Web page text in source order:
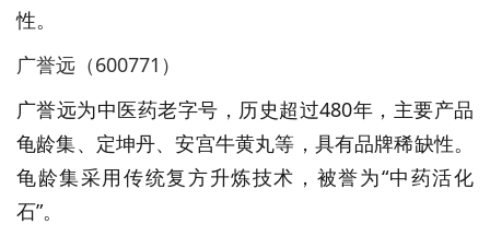
性。
广誉远（600771）
广誉远为中医药老字号，历史超过480年，主要产品
龟龄集、定坤丹、安宫牛黄丸等，具有品牌稀缺性。
龟龄集采用传统复方升炼技术，被誉为“中药活化
石”。